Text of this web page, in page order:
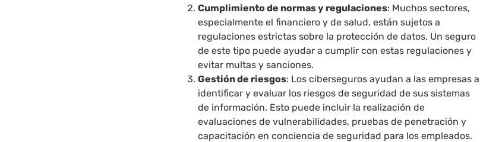
Cumplimiento de normas y regulaciones: Muchos sectores,
especialmente el financiero y de salud, están sujetos a
regulaciones estrictas sobre la protección de datos. Un seguro
de este tipo puede ayudar a cumplir con estas regulaciones y
evitar multas y sanciones.
Gestión de riesgos: Los ciberseguros ayudan a las empresas a
identificar y evaluar los riesgos de seguridad de sus sistemas
de información. Esto puede incluir la realización de
evaluaciones de vulnerabilidades, pruebas de penetración y
capacitación en conciencia de seguridad para los empleados.